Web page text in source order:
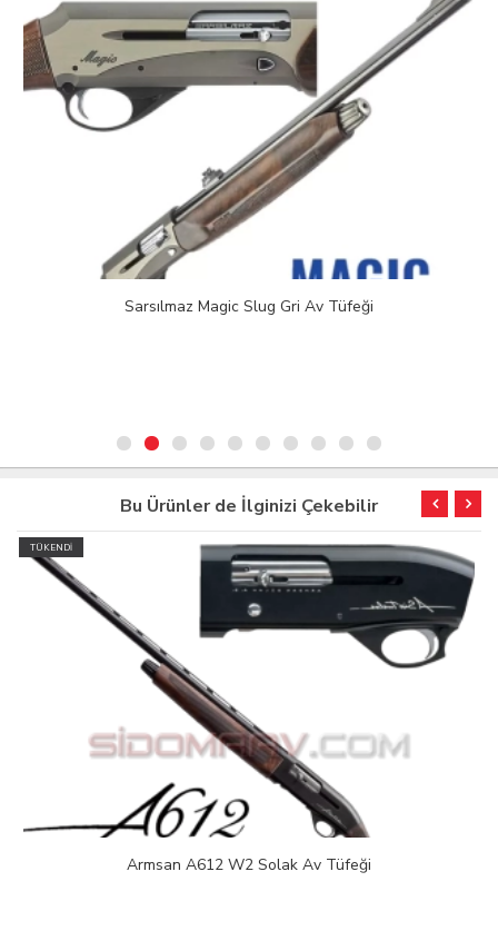
Sarsılmaz Magic Slug Gri Av Tüfeği
Bu Ürünler de İlginizi Çekebilir
TÜKENDİ
Armsan A612 W2 Solak Av Tüfeği